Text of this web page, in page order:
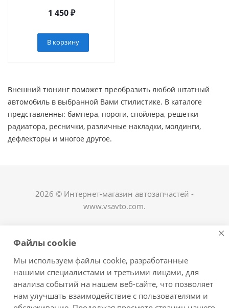
1 450₽
В корзину
Внешний тюнинг поможет преобразить любой штатный
автомобиль в выбранной Вами стилистике. В каталоге
представленны: бампера, пороги, спойлера, решетки
радиатора, реснички, различные накладки, молдинги,
дефлекторы и многое другое. ​
2026 © Интернет-магазин автозапчастей -
www.vsavto.com.
+7 (8482) 622-122 avtovs@yandex.ru
г. Тольятти, ул. Офицерская 14, ГСК "Пламя", 4
этаж, офис 476
Файлы cookie
Мы используем файлы cookie, разработанные
нашими специалистами и третьими лицами, для
анализа событий на нашем веб-сайте, что позволяет
нам улучшать взаимодействие с пользователями и